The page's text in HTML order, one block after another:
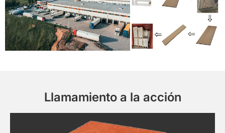
Llamamiento a la acción